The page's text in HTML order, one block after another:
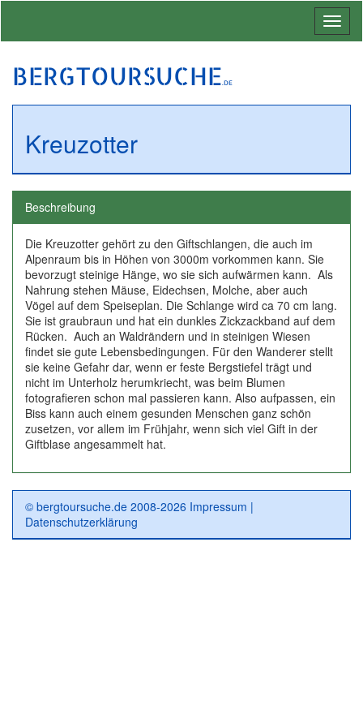
BERGTOURSUCHE.DE
Kreuzotter
Beschreibung
Die Kreuzotter gehört zu den Giftschlangen, die auch im
Alpenraum bis in Höhen von 3000m vorkommen kann. Sie
bevorzugt steinige Hänge, wo sie sich aufwärmen kann. Als
Nahrung stehen Mäuse, Eidechsen, Molche, aber auch
Vögel auf dem Speiseplan. Die Schlange wird ca 70 cm lang.
Sie ist graubraun und hat ein dunkles Zickzackband auf dem
Rücken. Auch an Waldrändern und in steinigen Wiesen
findet sie gute Lebensbedingungen. Für den Wanderer stellt
sie keine Gefahr dar, wenn er feste Bergstiefel trägt und
nicht im Unterholz herumkriecht, was beim Blumen
fotografieren schon mal passieren kann. Also aufpassen, ein
Biss kann auch einem gesunden Menschen ganz schön
zusetzen, vor allem im Frühjahr, wenn sich viel Gift in der
Giftblase angesammelt hat.
© bergtoursuche.de 2008-2026 Impressum |
Datenschutzerklärung